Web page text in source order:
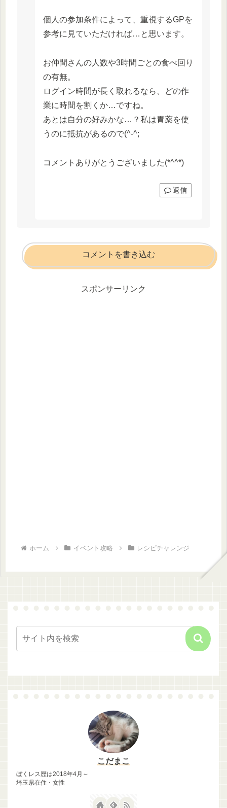
個人の参加条件によって、重視するGPを
参考に見ていただければ…と思います。
お仲間さんの人数や3時間ごとの食べ回り
の有無。
ログイン時間が長く取れるなら、どの作
業に時間を割くか…ですね。
あとは自分の好みかな…？私は胃薬を使
うのに抵抗があるので(^-^;
コメントありがとうございました(*^^*)
返信
コメントを書き込む
スポンサーリンク
ホーム イベント攻略 レシピチャレンジ
こだまこ
ぼくレス歴は2018年4月～
埼玉県在住・女性